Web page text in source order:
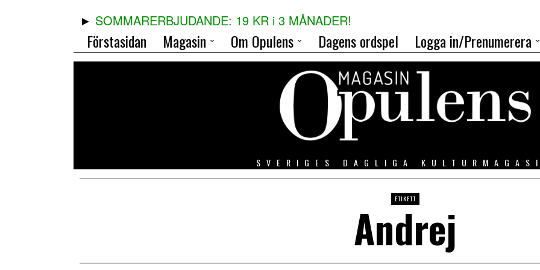
SOMMARERBJUDANDE: 19 KR i 3 MÅNADER!
Förstasidan Magasin Om Opulens Dagens ordspel Logga in/Prenumerera
SVERIGES DAGLIGA
ETIKETT
Andrej